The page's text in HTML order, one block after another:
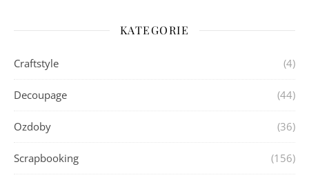
KATEGORIE
Craftstyle (4)
Decoupage (44)
Ozdoby (36)
Scrapbooking (156)